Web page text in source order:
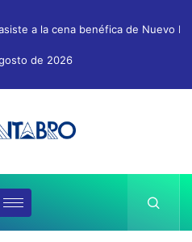
a la cena benéfica de Nuevo
de 2026